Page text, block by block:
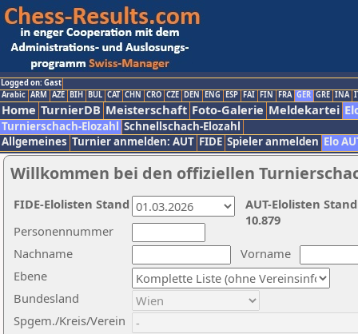
Logged on: Gast
Arabic ARM AZE BIH BUL CAT CHN CRO CZE DEN ENG ESP FAI FIN FRA GER GRE INA
Home TurnierDB Meisterschaft Foto-Galerie Meldekartei
Turnierschach-Elozahl Schnellschach-Elozahl
Allgemeines Turnier anmelden: AUT FIDE Spieler anmelden Elo
Willkommen bei den offiziellen
Nachname
Vorname
Ebene
Personennummer
Bundesland
Spgem./Kreis/Verein
AUT-Elolisten
10.879
FIDE-Elolisten Stand